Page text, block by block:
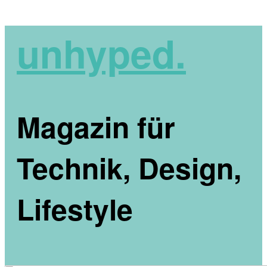
unhyped.
Magazin für
Technik, Design,
Lifestyle